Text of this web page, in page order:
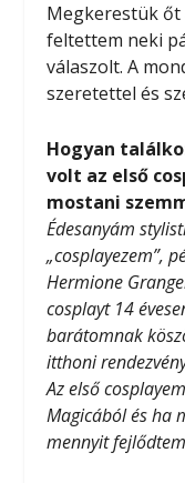
Megkerestük őt
feltettem neki
válaszolt. A
szeretettel és
Hogyan
volt az első
mostani
Édesanyám
„cosplayezem”,
Hermione
cosplayt 14
barátomnak
itthoni
Az első
Magicából és ha
mennyit